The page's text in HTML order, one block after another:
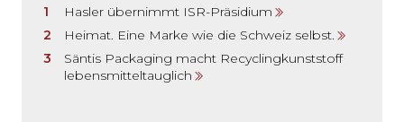
Hasler übernimmt ISR-Präsidium
Heimat. Eine Marke wie die Schweiz selbst.
Säntis Packaging macht Recyclingkunststoff
lebensmitteltauglich